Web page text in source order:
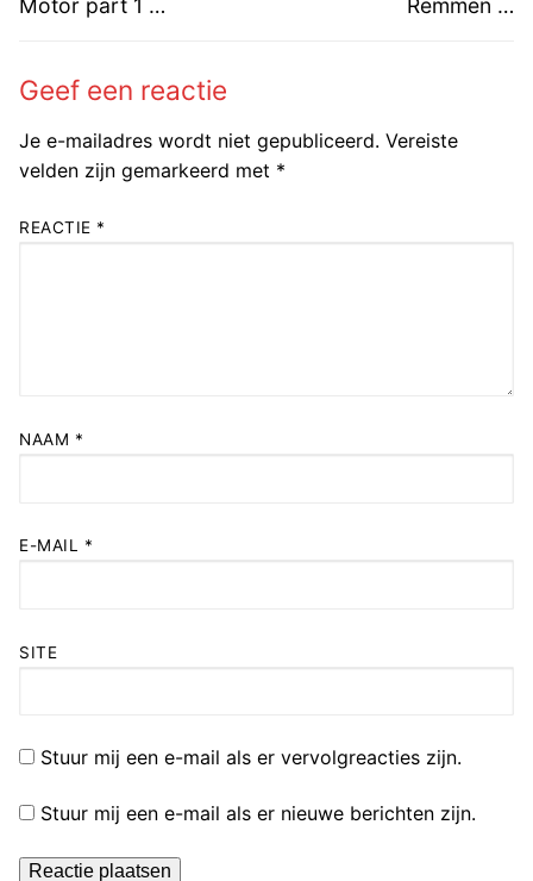
Motor part 1 … Remmen …
Geef een reactie
Je e-mailadres wordt niet gepubliceerd. Vereiste
velden zijn gemarkeerd met *
REACTIE *
NAAM *
E-MAIL *
SITE
Stuur mij een e-mail als er vervolgreacties zijn.
Stuur mij een e-mail als er nieuwe berichten zijn.